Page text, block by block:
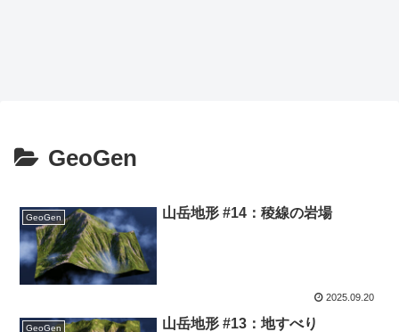
GeoGen
GeoGen 山岳地形 #14：稜線の岩場
2025.09.20
GeoGen 山岳地形 #13：地すべり